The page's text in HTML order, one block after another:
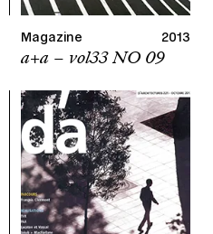
Magazine 2013
a+a – vol33 NO 09